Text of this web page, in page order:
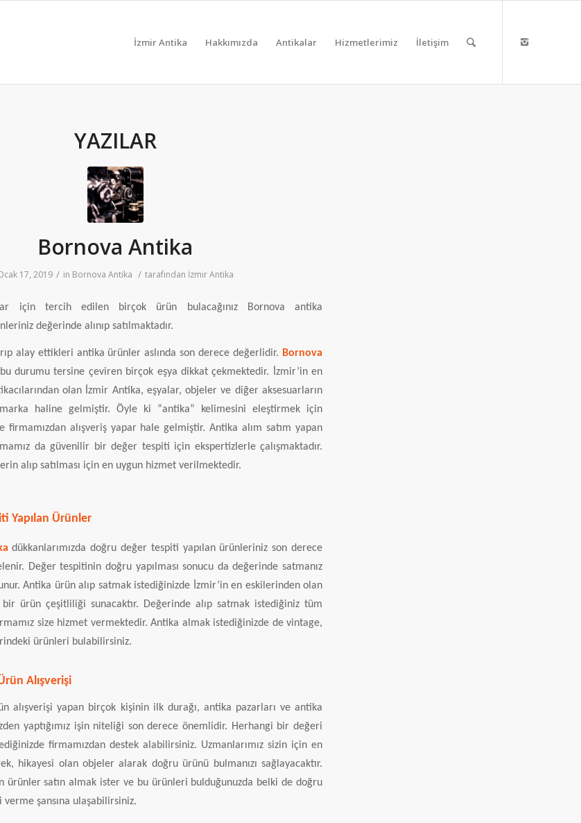
İzmir Antika Hakkımızda Antikalar Hizmetlerimiz İletişim
YAZILAR
Bornova Antika
17, 2019 / in Bornova Antika / tarafından İzmir Antika
için tercih edilen birçok ürün bulacağınız Bornova antika
değerinde alınıp satılmaktadır.
alay ettikleri antika ürünler aslında son derece değerlidir. Bornova
durumu tersine çeviren birçok eşya dikkat çekmektedir. İzmir’in en
olan İzmir Antika, eşyalar, objeler ve diğer aksesuarların
marka haline gelmiştir. Öyle ki “antika” kelimesini eleştirmek için
firmamızdan alışveriş yapar hale gelmiştir. Antika alım satım yapan
da güvenilir bir değer tespiti için ekspertizlerle çalışmaktadır.
alıp satılması için en uygun hizmet verilmektedir.
Yapılan Ürünler
dükkanlarımızda doğru değer tespiti yapılan ürünleriniz son derece
Değer tespitinin doğru yapılması sonucu da değerinde satmanız
Antika ürün alıp satmak istediğinizde İzmir’in en eskilerinden olan
bir ürün çeşitliliği sunacaktır. Değerinde alıp satmak istediğiniz tüm
size hizmet vermektedir. Antika almak istediğinizde de vintage,
ürünleri bulabilirsiniz.
Alışverişi
alışverişi yapan birçok kişinin ilk durağı, antika pazarları ve antika
yaptığımız işin niteliği son derece önemlidir. Herhangi bir değeri
firmamızdan destek alabilirsiniz. Uzmanlarımız sizin için en
hikayesi olan objeler alarak doğru ürünü bulmanızı sağlayacaktır.
ürünler satın almak ister ve bu ürünleri bulduğunuzda belki de doğru
şansına ulaşabilirsiniz.